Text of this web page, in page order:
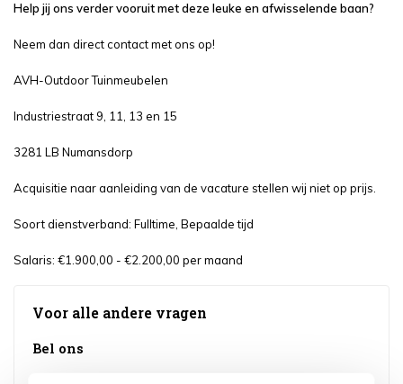
Help jij ons verder vooruit met deze leuke en afwisselende baan?
Neem dan direct contact met ons op!
AVH-Outdoor Tuinmeubelen
Industriestraat 9, 11, 13 en 15
3281 LB Numansdorp
Acquisitie naar aanleiding van de vacature stellen wij niet op prijs.
Soort dienstverband: Fulltime, Bepaalde tijd
Salaris: €1.900,00 - €2.200,00 per maand
Voor alle andere vragen
Bel ons